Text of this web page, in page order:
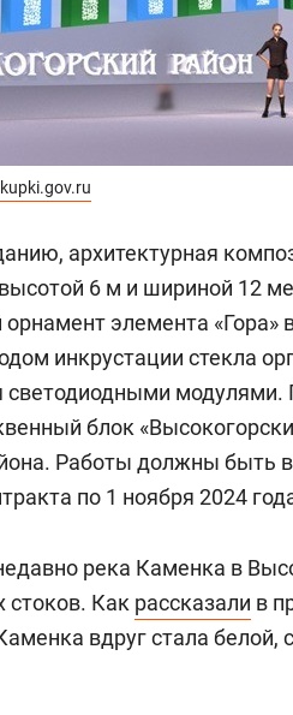
архитектурная
6 м и шириной 12
элемента «Гора»
инкрустации стекла
светодиодными модулями.
блок
Работы должны быть
по 1 ноября 2024
река Каменка в
стоков. Как рассказали в
вдруг стала